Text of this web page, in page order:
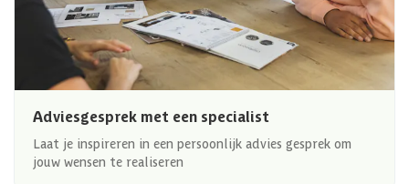
Adviesgesprek met een specialist
Laat je inspireren in een persoonlijk advies gesprek om
jouw wensen te realiseren